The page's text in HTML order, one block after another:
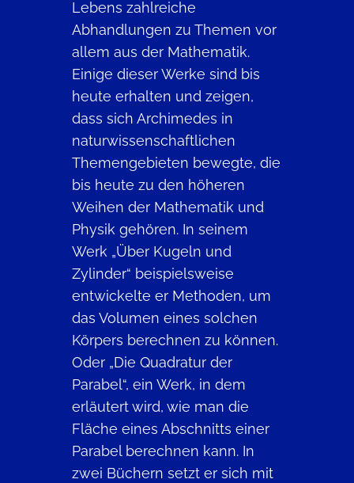
Lebens zahlreiche
Abhandlungen zu Themen vor
allem aus der Mathematik.
Einige dieser Werke sind bis
heute erhalten und zeigen,
dass sich Archimedes in
naturwissenschaftlichen
Themengebieten bewegte, die
bis heute zu den höheren
Weihen der Mathematik und
Physik gehören. In seinem
Werk „Über Kugeln und
Zylinder“ beispielsweise
entwickelte er Methoden, um
das Volumen eines solchen
Körpers berechnen zu können.
Oder „Die Quadratur der
Parabel“, ein Werk, in dem
erläutert wird, wie man die
Fläche eines Abschnitts einer
Parabel berechnen kann. In
zwei Büchern setzt er sich mit